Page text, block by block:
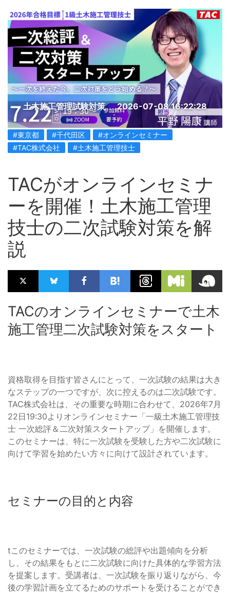
土木施工管理試験対策 2026-07-08 16:22:28
#東京都 #千代田区
#オンラインセミナー
#TAC株式会社
#土木施工管理技士
TACがオンラインセミナ
ーを開催！土木施工管理
技士の二次試験対策を解
説
TACのオンラインセミナーで土木
施工管理二次試験対策をスタート
資格取得を目指す皆さんにとって、一次試験の結果は大き
なステップの一つですが、次に控えるのは二次試験です。
TAC株式会社は、その重要な時期に合わせて、2026年7月
22日19:30よりオンラインセミナー「一級土木施工管理技
士 一次総評＆二次対策スタートアップ」を開催します。
このセミナーは、特に一次試験を受験した方や二次試験に
向けて学習を始めたい方々に向けて設計されています。
セミナーの目的と内容
tこのセミナーでは、一次試験の総評や出題傾向を分析
し、その結果をもとに二次試験に向けた具体的な学習方法
を提案します。受講者は、一次試験を振り返りながら、今
後の学習計画を立てるためのサポートを受けることができ